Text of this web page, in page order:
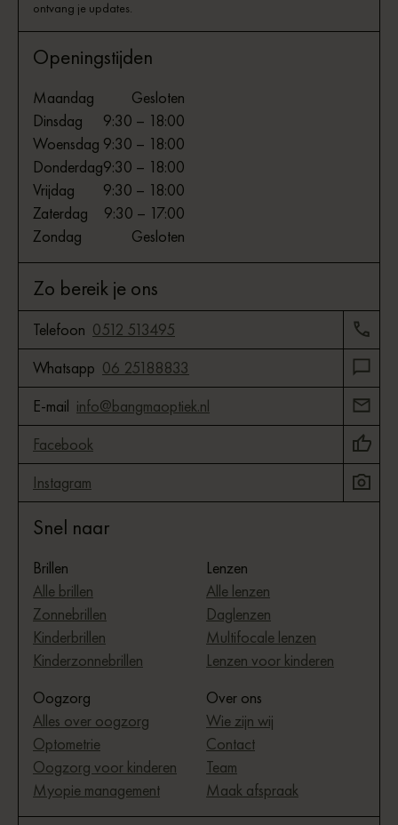
ontvang je updates.
Openingstijden
Maandag
Gesloten
Dinsdag
9:30 – 18:00
Woensdag 9:30 – 18:00
Donderdag9:30 – 18:00
Vrijdag
9:30 – 18:00
Zaterdag
9:30 – 17:00
Zondag
Gesloten
Zo bereik je ons
Telefoon 0512 513495
Whatsapp 06 25188833
E-mail info@bangmaoptiek.nl
Facebook
Instagram
Snel naar
Brillen
Alle brillen
Zonnebrillen
Kinderbrillen
Kinderzonnebrillen
Lenzen
Alle lenzen
Daglenzen
Multifocale lenzen
Lenzen voor kinderen
Oogzorg
Alles over oogzorg
Optometrie
Oogzorg voor kinderen
Myopie management
Over ons
Wie zijn wij
Contact
Team
Maak afspraak